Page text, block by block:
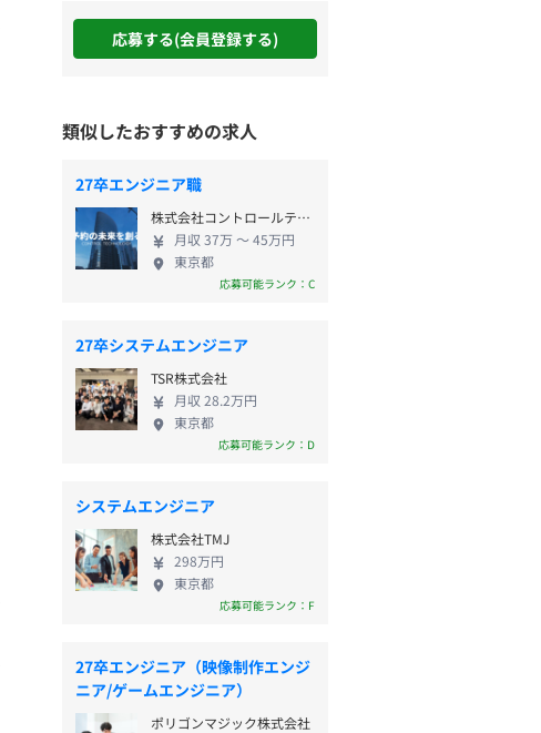
応募する(会員登録する)
類似したおすすめの求人
27卒エンジニア職
株式会社コントロールテクノロジー
月収 37万 〜 45万円
東京都
応募可能ランク：C
27卒システムエンジニア
TSR株式会社
月収 28.2万円
東京都
応募可能ランク：D
システムエンジニア
株式会社TMJ
298万円
東京都
応募可能ランク：F
27卒エンジニア（映像制作エンジ
ニア/ゲームエンジニア）
ポリゴンマジック株式会社